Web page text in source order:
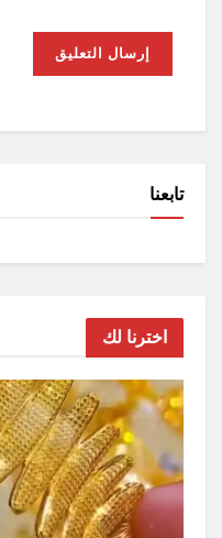
تابعنا
اخترنا لك